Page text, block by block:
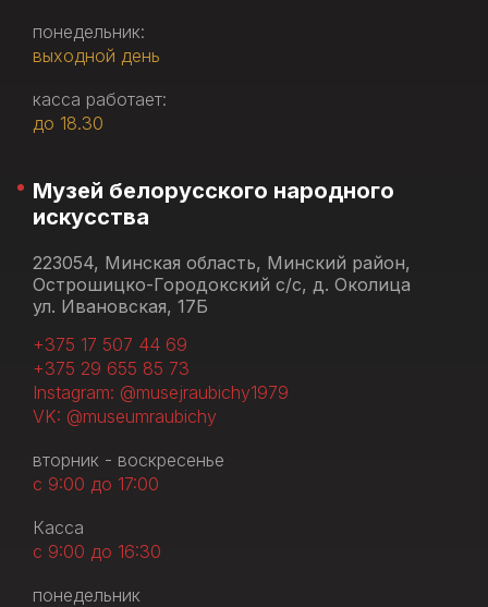
понедельник:
выходной день
касса работает:
до 18.30
Музей белорусского народного
искусства
223054, Минская область, Минский район,
Острошицко-Городокский с/с, д. Околица
ул. Ивановская, 17Б
+375 17 507 44 69
+375 29 655 85 73
Instagram: @musejraubichy1979
VK: @museumraubichy
вторник - воскресенье
с 9:00 до 17:00
Касса
с 9:00 до 16:30
понедельник